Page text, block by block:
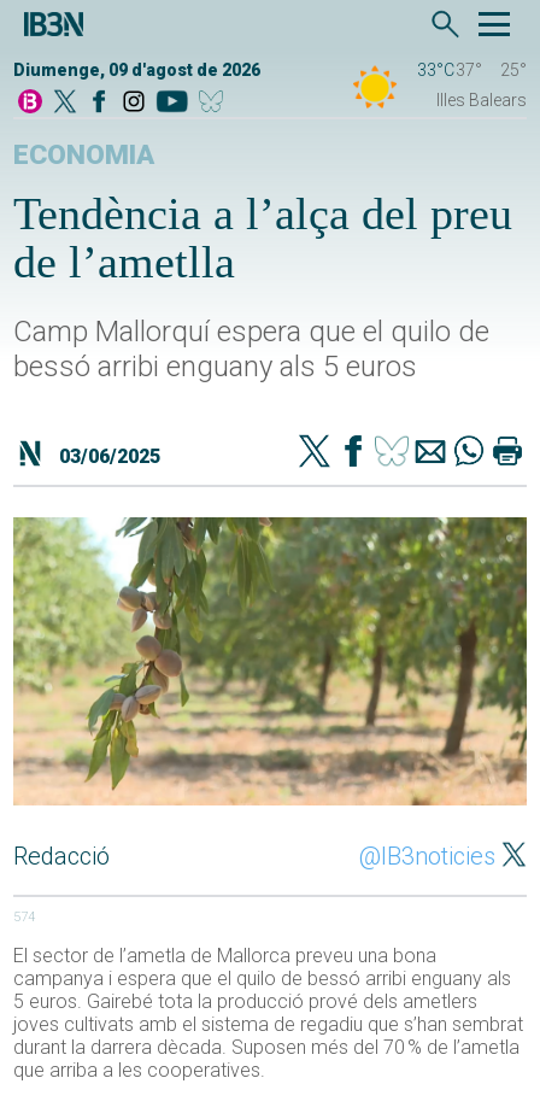
Diumenge, 09 d'agost de 2026 33°C37°
25°
Illes Balears
ECONOMIA
Tendència a l’alça del preu
de l’ametlla
Camp Mallorquí espera que el quilo de
bessó arribi enguany als 5 euros
03/06/2025
Redacció @IB3noticies
574
El sector de l’ametla de Mallorca preveu una bona
campanya i espera que el quilo de bessó arribi enguany als
5 euros. Gairebé tota la producció prové dels ametlers
joves cultivats amb el sistema de regadiu que s’han sembrat
durant la darrera dècada. Suposen més del 70 % de l’ametla
que arriba a les cooperatives.